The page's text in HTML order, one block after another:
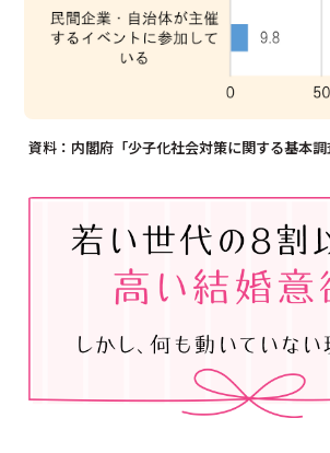
資料：内閣府「少子化社会対策に関する基本調